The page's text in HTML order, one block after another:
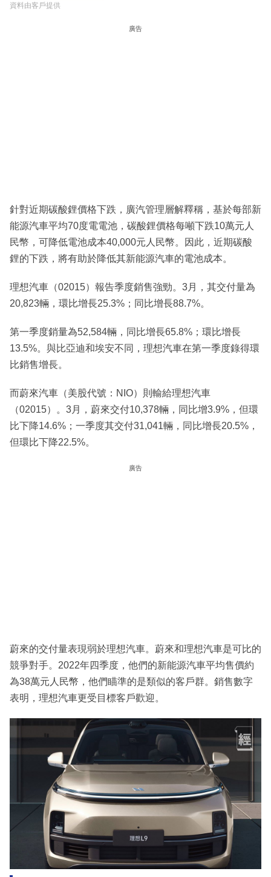
資料由客戶提供
廣告
針對近期碳酸鋰價格下跌，廣汽管理層解釋稱，基於每部新
能源汽車平均70度電電池，碳酸鋰價格每噸下跌10萬元人
民幣，可降低電池成本40,000元人民幣。因此，近期碳酸
鋰的下跌，將有助於降低其新能源汽車的電池成本。
理想汽車（02015）報告季度銷售強勁。3月，其交付量為
20,823輛，環比增長25.3%；同比增長88.7%。
第一季度銷量為52,584輛，同比增長65.8%；環比增長
13.5%。與比亞迪和埃安不同，理想汽車在第一季度錄得環
比銷售增長。
而蔚來汽車（美股代號：NIO）則輸給理想汽車
（02015）。3月，蔚來交付10,378輛，同比增3.9%，但環
比下降14.6%；一季度其交付31,041輛，同比增長20.5%，
但環比下降22.5%。
廣告
蔚來的交付量表現弱於理想汽車。蔚來和理想汽車是可比的
競爭對手。2022年四季度，他們的新能源汽車平均售價約
為38萬元人民幣，他們瞄準的是類似的客戶群。銷售數字
表明，理想汽車更受目標客戶歡迎。